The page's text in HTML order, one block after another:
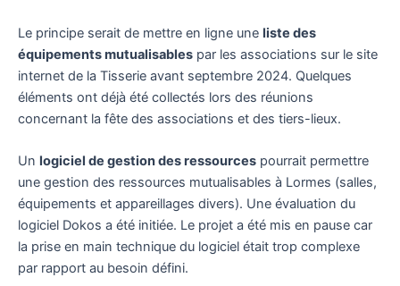
Le principe serait de mettre en ligne une liste des
équipements mutualisables par les associations sur le site
internet de la Tisserie avant septembre 2024. Quelques
éléments ont déjà été collectés lors des réunions
concernant la fête des associations et des tiers-lieux.
Un logiciel de gestion des ressources pourrait permettre
une gestion des ressources mutualisables à Lormes (salles,
équipements et appareillages divers). Une évaluation du
logiciel Dokos a été initiée. Le projet a été mis en pause car
la prise en main technique du logiciel était trop complexe
par rapport au besoin défini.